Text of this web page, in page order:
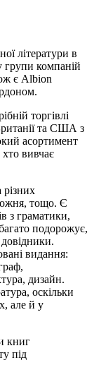
літератури в
групи компаній
є Albion
торгівлі
та США з
асортимент
хто вивчає
різних
тощо. Є
з граматики,
подорожує,
видання:
дизайн.
оскільки
але й у
книг
під